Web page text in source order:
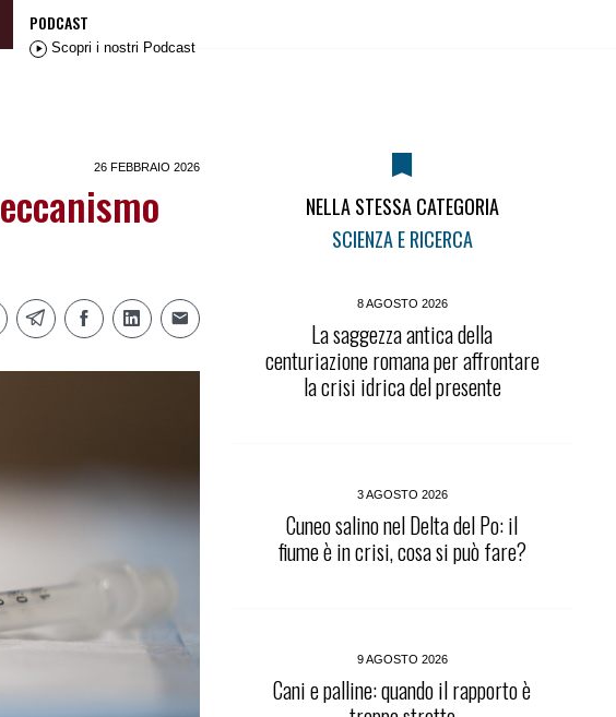
PODCAST
Scopri i nostri Podcast
26 FEBBRAIO 2026
NELLA STESSA CATEGORIA
SCIENZA E RICERCA
8 AGOSTO 2026
La saggezza antica della
centuriazione romana per affrontare
la crisi idrica del presente
3 AGOSTO 2026
Cuneo salino nel Delta del Po: il
fiume è in crisi, cosa si può fare?
9 AGOSTO 2026
Cani e palline: quando il rapporto è